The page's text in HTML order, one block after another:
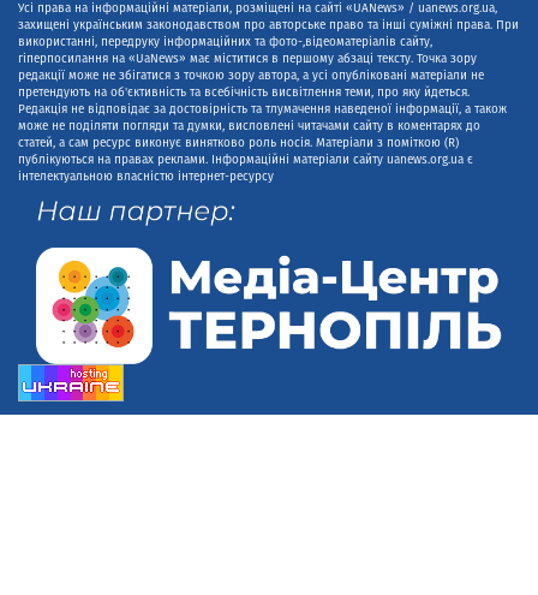
Усі права на інформаційні матеріали, розміщені на сайті «UANews» / uanews.org.ua,
захищені українським законодавством про авторське право та інші суміжні права. При
використанні, передруку інформаційних та фото-,відеоматеріалів сайту,
гіперпосилання на «UaNews» має міститися в першому абзаці тексту. Точка зору
редакції може не збігатися з точкою зору автора, а усі опубліковані матеріали не
претендують на об'єктивність та всебічність висвітлення теми, про яку йдеться.
Редакція не відповідає за достовірність та тлумачення наведеної інформації, а також
може не поділяти погляди та думки, висловлені читачами сайту в коментарях до
статей, а сам ресурс виконує винятково роль носія. Матеріали з поміткою (R)
публікуються на правах реклами. Інформаційні матеріали сайту uanews.org.ua є
інтелектуальною власністю інтернет-ресурсу